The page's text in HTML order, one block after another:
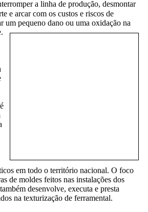
a linha de produção, desmontar
e arcar com os custos e riscos de
um pequeno dano ou uma oxidação na
em todo o território nacional. O foco
de moldes feitos nas instalações dos
desenvolve, executa e presta
na texturização de ferramental.